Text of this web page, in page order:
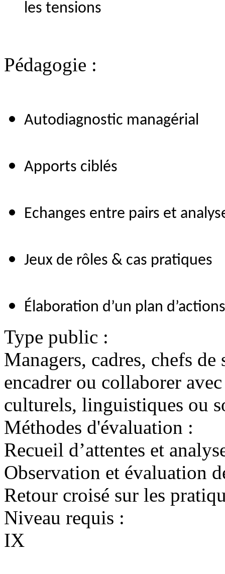
les tensions
Pédagogie :
Autodiagnostic managérial
Apports ciblés
Echanges entre pairs et
Jeux de rôles & cas pratiques
Élaboration d’un plan
Type public :
Managers, cadres, chefs
encadrer ou collaborer
culturels, linguistiques ou
Méthodes d'évaluation :
Recueil d’attentes et
Observation et évaluation
Retour croisé sur les
Niveau requis :
IX